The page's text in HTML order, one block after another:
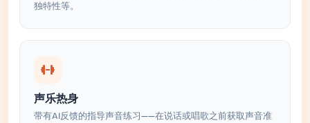
独特性等。
声乐热身
带有AI反馈的指导声音练习——在说话或唱歌之前获取声音准